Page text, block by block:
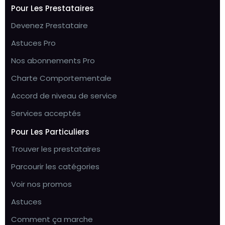
Pour Les Prestataires
Devenez Prestataire
Astuces Pro
Nos abonnements Pro
Charte Comportementale
Accord de niveau de service
Services acceptés
Pour Les Particuliers
Trouver les prestataires
Parcourir les catégories
Voir nos promos
Astuces
Comment ça marche